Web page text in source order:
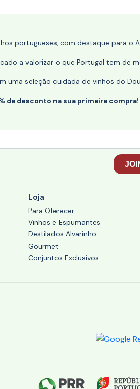
portugueses, com destaque para o
a valorizar o que Portugal tem de
seleção cuidada de vinhos do
de desconto na sua primeira compra!
Loja
Para Oferecer
Vinhos e Espumantes
Destilados Alvarinho
Gourmet
Conjuntos Exclusivos